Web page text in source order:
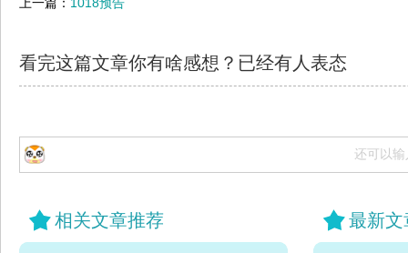
看完这篇文章你有啥感想？已经有人表态
还可以输
相关文章推荐 最新文